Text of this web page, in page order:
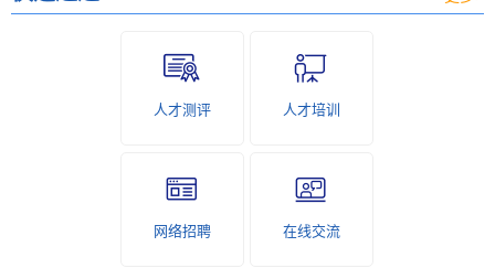
人才测评 人才培训
网络招聘 在线交流